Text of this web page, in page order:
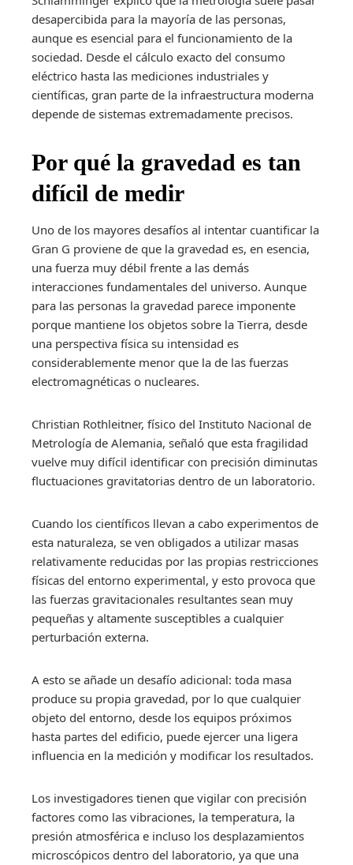
desapercibida para la mayoría de las personas,
aunque es esencial para el funcionamiento de la
sociedad. Desde el cálculo exacto del consumo
eléctrico hasta las mediciones industriales y
científicas, gran parte de la infraestructura moderna
depende de sistemas extremadamente precisos.
Por qué la gravedad es tan
difícil de medir
Uno de los mayores desafíos al intentar cuantificar la
Gran G proviene de que la gravedad es, en esencia,
una fuerza muy débil frente a las demás
interacciones fundamentales del universo. Aunque
para las personas la gravedad parece imponente
porque mantiene los objetos sobre la Tierra, desde
una perspectiva física su intensidad es
considerablemente menor que la de las fuerzas
electromagnéticas o nucleares.
Christian Rothleitner, físico del Instituto Nacional de
Metrología de Alemania, señaló que esta fragilidad
vuelve muy difícil identificar con precisión diminutas
fluctuaciones gravitatorias dentro de un laboratorio.
Cuando los científicos llevan a cabo experimentos de
esta naturaleza, se ven obligados a utilizar masas
relativamente reducidas por las propias restricciones
físicas del entorno experimental, y esto provoca que
las fuerzas gravitacionales resultantes sean muy
pequeñas y altamente susceptibles a cualquier
perturbación externa.
A esto se añade un desafío adicional: toda masa
produce su propia gravedad, por lo que cualquier
objeto del entorno, desde los equipos próximos
hasta partes del edificio, puede ejercer una ligera
influencia en la medición y modificar los resultados.
Los investigadores tienen que vigilar con precisión
factores como las vibraciones, la temperatura, la
presión atmosférica e incluso los desplazamientos
microscópicos dentro del laboratorio, ya que una